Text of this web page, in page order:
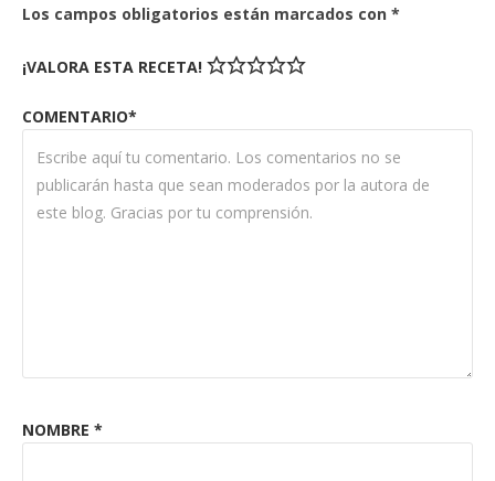
Los campos obligatorios están marcados con *
¡VALORA ESTA RECETA!
COMENTARIO*
NOMBRE *